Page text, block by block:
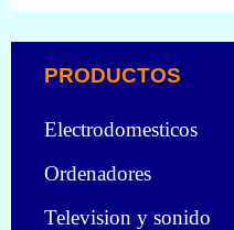
Electrodomesticos
Ordenadores
Television y sonido
PRODUCTOS